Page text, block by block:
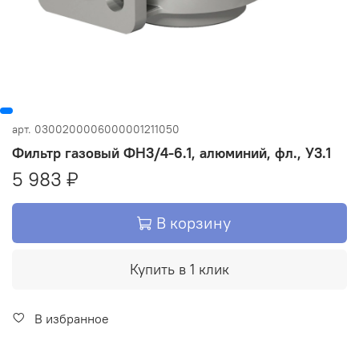
арт. 0300200006000001211050
Фильтр газовый ФН3/4-6.1, алюминий, фл., У3.1
5 983 ₽
В корзину
Купить в 1 клик
В избранное